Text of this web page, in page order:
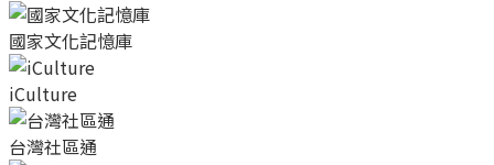
國家文化記憶庫
iCulture
台灣社區通